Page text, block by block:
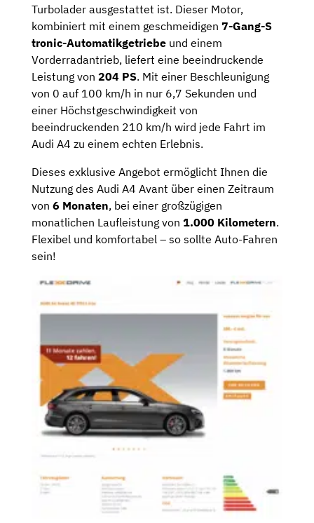
Turbolader ausgestattet ist. Dieser Motor,
kombiniert mit einem geschmeidigen 7-Gang-S
tronic-Automatikgetriebe und einem
Vorderradantrieb, liefert eine beeindruckende
Leistung von 204 PS. Mit einer Beschleunigung
von 0 auf 100 km/h in nur 6,7 Sekunden und
einer Höchstgeschwindigkeit von
beeindruckenden 210 km/h wird jede Fahrt im
Audi A4 zu einem echten Erlebnis.
Dieses exklusive Angebot ermöglicht Ihnen die
Nutzung des Audi A4 Avant über einen Zeitraum
von 6 Monaten, bei einer großzügigen
monatlichen Laufleistung von 1.000 Kilometern.
Flexibel und komfortabel – so sollte Auto-Fahren
sein!